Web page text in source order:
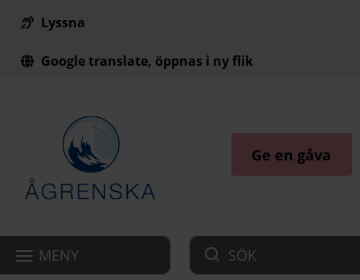
Till innehåll på sidan
Lyssna
Google translate, öppnas i ny flik
Ge en gåva
MENY SÖK